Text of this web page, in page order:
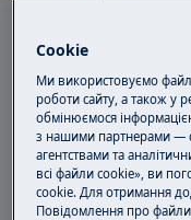
Рішення:
1.
не вбудована,
яка не має
Cookie
Ми використовуємо
роботи сайту, а також у
обмінюємося
з нашими партнерами —
агентствами та
всі файли cookie», ви
cookie. Для отримання
Пoвідомлення прo